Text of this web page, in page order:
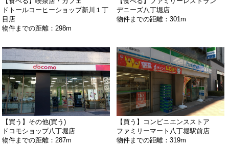
ドトールコーヒーショップ新川１丁
目店
物件までの距離：298m
デニーズ八丁堀店
物件までの距離：301m
【買う】その他(買う)
ドコモショップ八丁堀店
物件までの距離：287m
【買う】コンビニエンスストア
ファミリーマート八丁堀駅前店
物件までの距離：319m